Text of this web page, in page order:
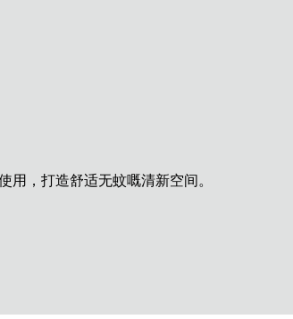
用，打造舒适无蚊嘅清新空间。